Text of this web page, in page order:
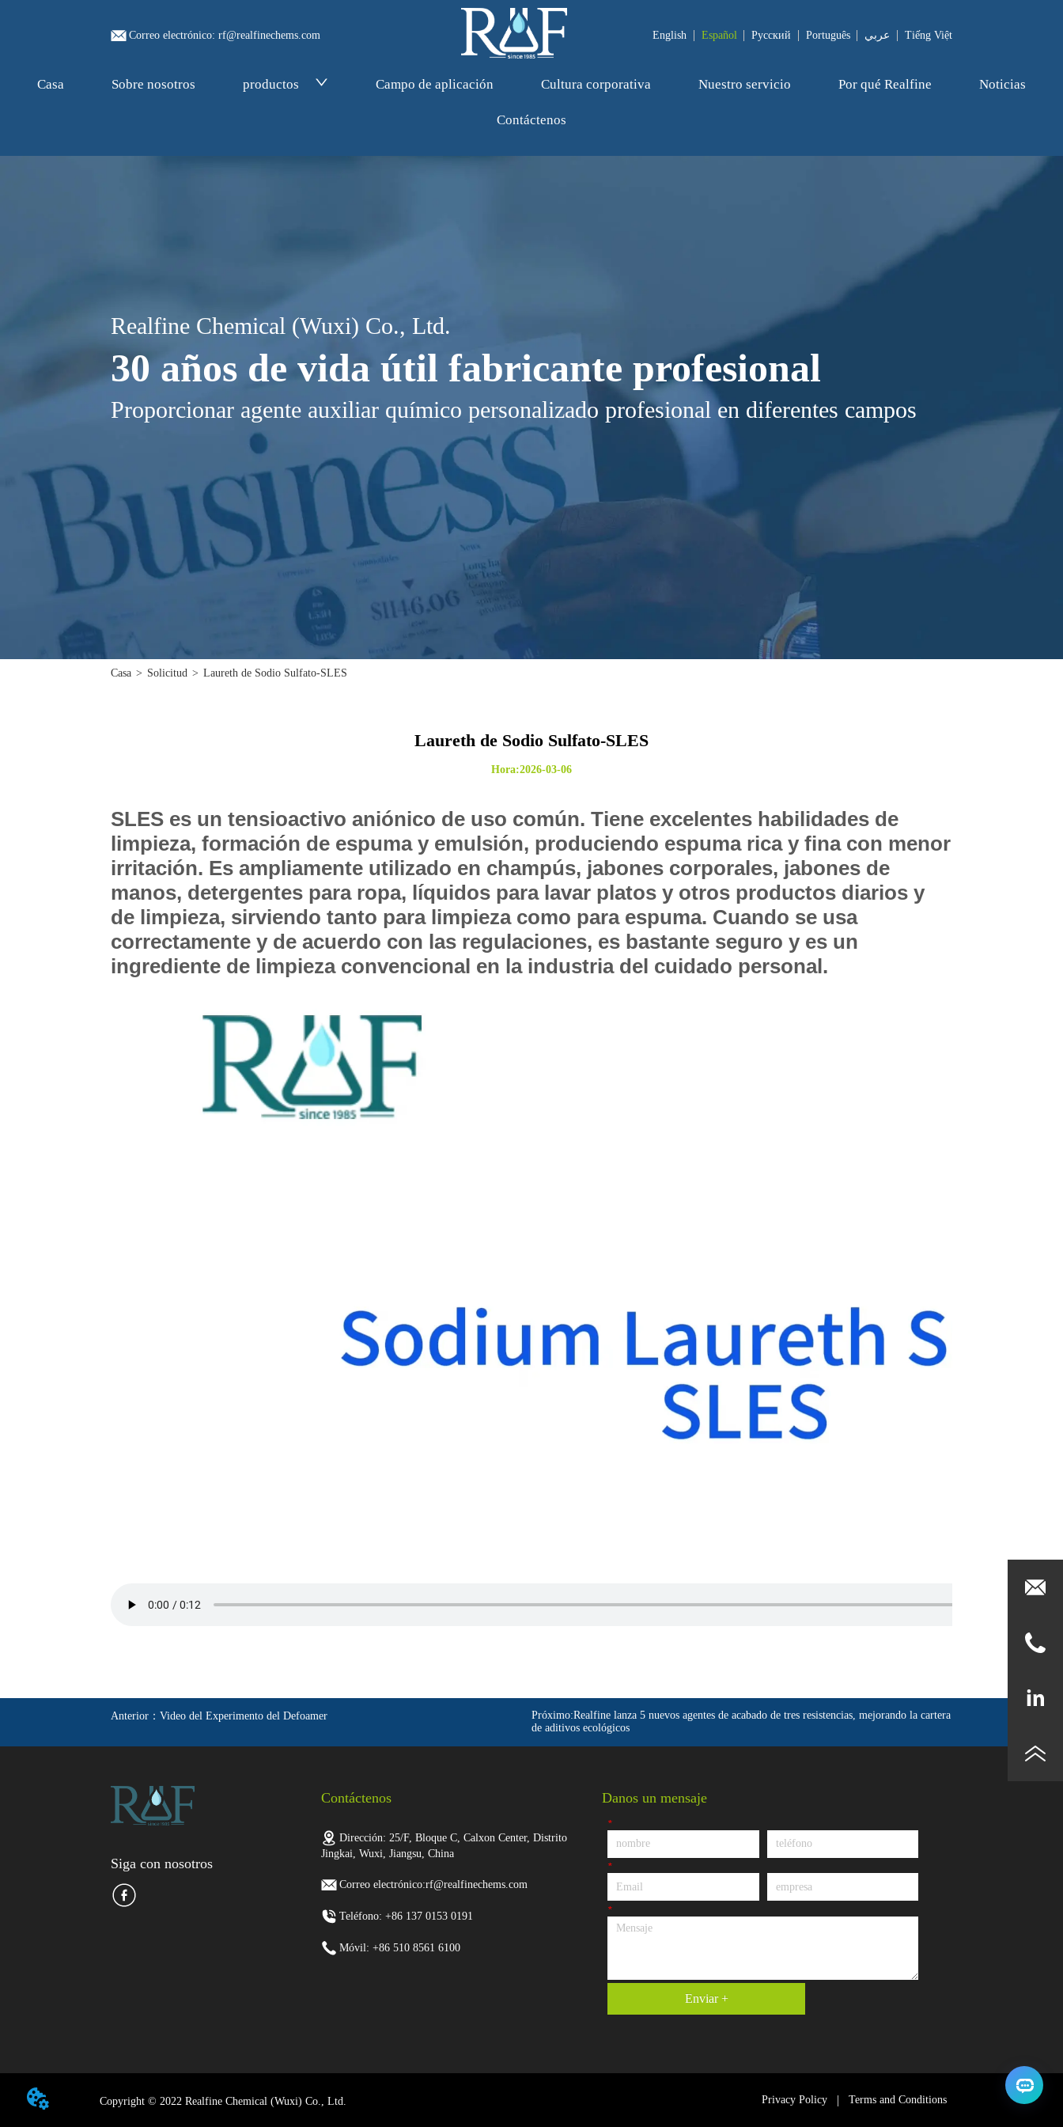
Correo electrónico: rf@realfinechems.com English Español Pусский Português عربي Tiếng Việt
Casa Sobre nosotros productos Campo de aplicación Cultura corporativa Nuestro servicio Por qué Realfine Noticias
Contáctenos
Realfine Chemical (Wuxi) Co., Ltd.
30 años de vida útil fabricante profesional
Proporcionar agente auxiliar químico personalizado profesional en diferentes campos
Casa > Solicitud > Laureth de Sodio Sulfato-SLES
Laureth de Sodio Sulfato-SLES
Hora:2026-03-06
Anterior：Video del Experimento del Defoamer Próximo:Realfine lanza 5 nuevos agentes de acabado de tres resistencias, mejorando la cartera
de aditivos ecológicos
Siga con nosotros
Contáctenos
Dirección: 25/F, Bloque C, Calxon Center, Distrito
Jingkai, Wuxi, Jiangsu, China
Correo electrónico:rf@realfinechems.com
Teléfono: +86 137 0153 0191
Móvil: +86 510 8561 6100
Danos un mensaje
*
*
*
Enviar +
Copyright © 2022 Realfine Chemical (Wuxi) Co., Ltd. Privacy Policy Terms and Conditions